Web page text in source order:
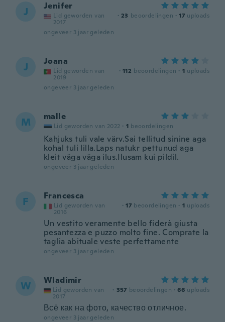
J Jenifer
Lid geworden van
2017
· 23 beoordelingen · 17 uploads
ongeveer 3 jaar geleden
J Joana
Lid geworden van
2019
· 112 beoordelingen · 1 uploads
ongeveer 3 jaar geleden
M malle
Lid geworden van 2022 · 1 beoordelingen
Kahjuks tuli vale värv.Sai tellitud sinine aga
kohal tuli lilla.Laps natukr pettunud aga
kleit väga väga ilus.Ilusam kui pildil.
ongeveer 3 jaar geleden
F Francesca
Lid geworden van
2016
· 17 beoordelingen · 1 uploads
Un vestito veramente bello fiderà giusta
pesantezza e puzzo molto fine. Comprate la
taglia abituale veste perfettamente
ongeveer 3 jaar geleden
W Wladimir
Lid geworden van
2017
· 357 beoordelingen · 66 uploads
Всё как на фото, качество отличное.
ongeveer 3 jaar geleden